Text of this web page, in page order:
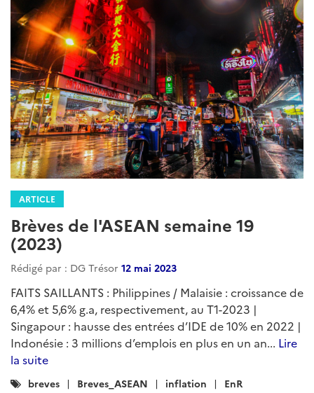
ARTICLE
Brèves de l'ASEAN semaine 19
(2023)
Rédigé par : DG Trésor 12 mai 2023
FAITS SAILLANTS : Philippines / Malaisie : croissance de
6,4% et 5,6% g.a, respectivement, au T1-2023 |
Singapour : hausse des entrées d’IDE de 10% en 2022 |
Indonésie : 3 millions d’emplois en plus en un an... Lire
la suite
Catégories
breves Breves_ASEAN inflation EnR